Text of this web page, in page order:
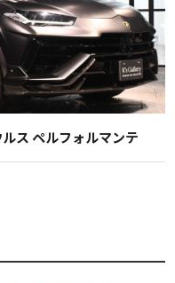
ス ペルフォルマンテ